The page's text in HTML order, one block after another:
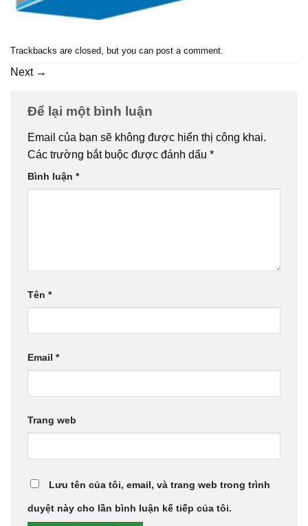
Trackbacks are closed, but you can post a comment
Next →
Để lại một bình luận
Email của bạn sẽ không được hiển thị công khai.
Các trường bắt buộc được đánh dấu *
Bình luận *
Tên *
Email *
Trang web
Lưu tên của tôi, email, và trang web trong trình
duyệt này cho lần bình luận kế tiếp của tôi.